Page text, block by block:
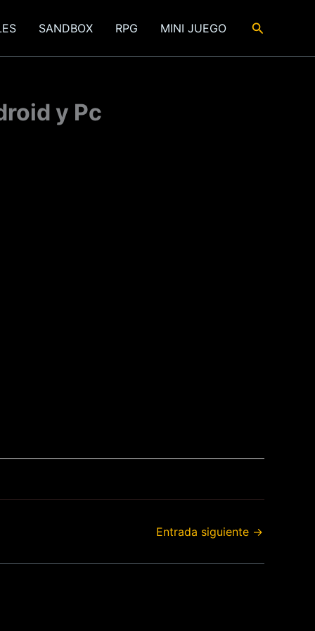
SANDBOX RPG MINI JUEGO Buscar
y Pc
Entrada siguiente →